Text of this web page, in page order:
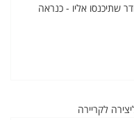
שתיכנסו אליו - כנראה